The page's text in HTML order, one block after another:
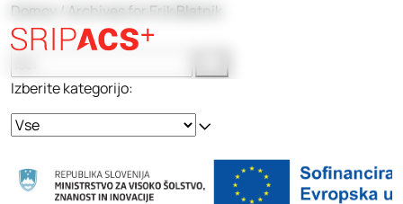
Preskoči
na
vsebino
Domov / Archives for Erik Blatnik
Izberite kategorijo: